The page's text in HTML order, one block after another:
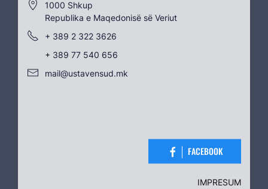
1000 Shkup
Republika e Maqedonisë së Veriut
+ 389 2 322 3626
+ 389 77 540 656
mail@ustavensud.mk
FACEBOOK
IMPRESUM